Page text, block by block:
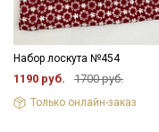
Набор лоскута №454
1190 руб. 1700 руб.
Только онлайн-заказ